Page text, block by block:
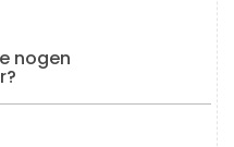
nogen